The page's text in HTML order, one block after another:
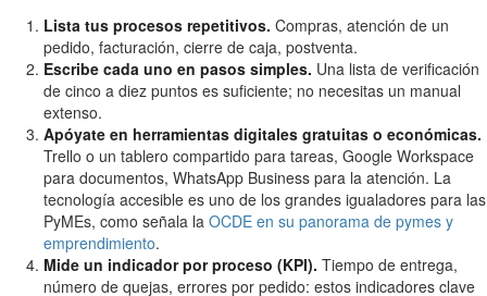
Lista tus procesos repetitivos. Compras, atención de un
pedido, facturación, cierre de caja, postventa.
Escribe cada uno en pasos simples. Una lista de verificación
de cinco a diez puntos es suficiente; no necesitas un manual
extenso.
Apóyate en herramientas digitales gratuitas o económicas.
Trello o un tablero compartido para tareas, Google Workspace
para documentos, WhatsApp Business para la atención. La
tecnología accesible es uno de los grandes igualadores para las
PyMEs, como señala la OCDE en su panorama de pymes y
emprendimiento.
Mide un indicador por proceso (KPI). Tiempo de entrega,
número de quejas, errores por pedido: estos indicadores clave